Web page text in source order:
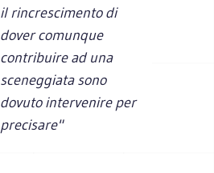
il rincrescimento di
dover comunque
contribuire ad una
sceneggiata sono
dovuto intervenire per
precisare"